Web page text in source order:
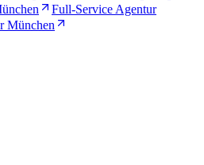
Full-Service Agentur
München